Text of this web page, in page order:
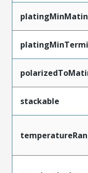
stackable